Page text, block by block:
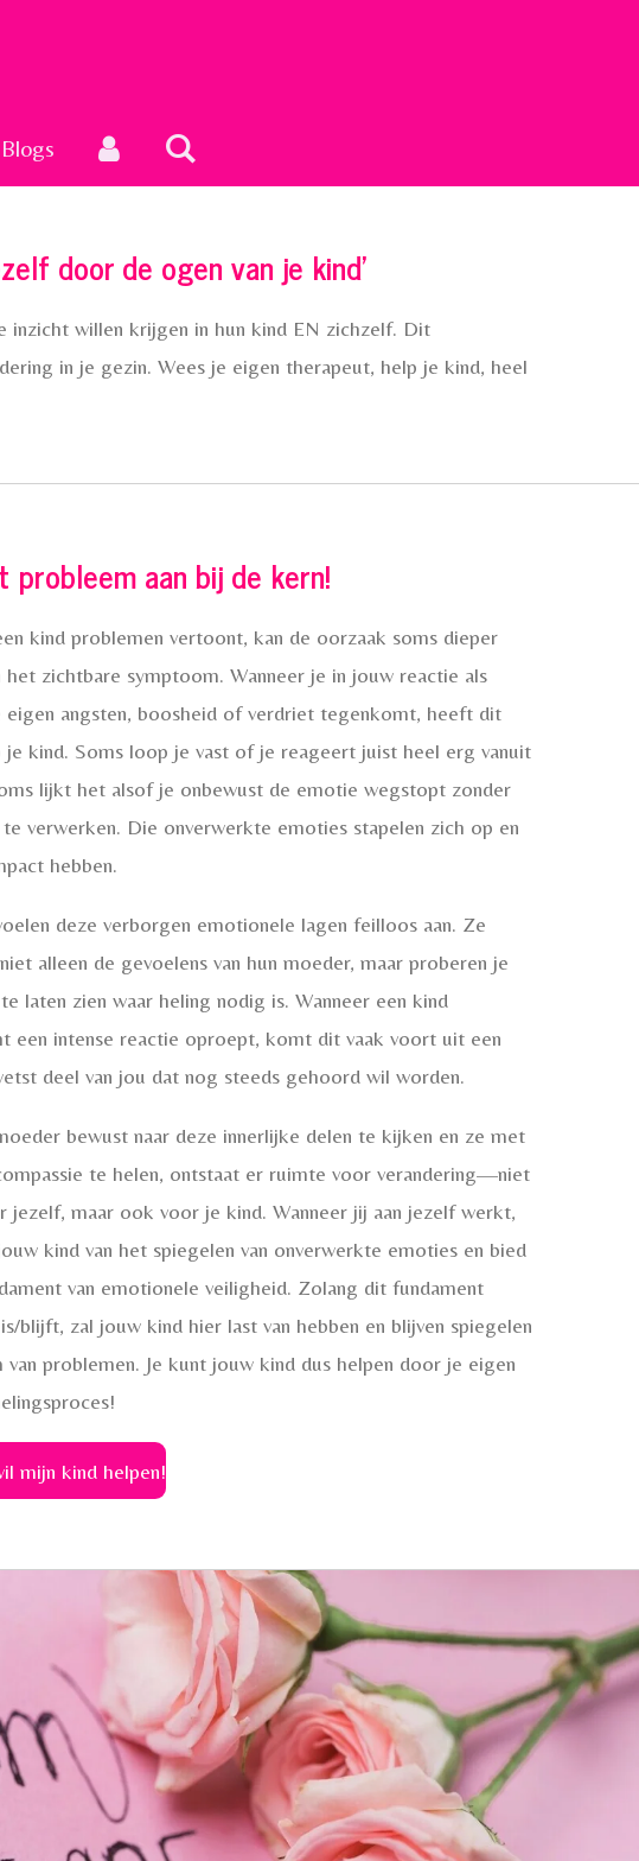
Blogs
door de ogen van je kind'
inzicht willen krijgen in hun kind EN zichzelf. Dit
in je gezin. Wees je eigen therapeut, help je kind, heel
probleem aan bij de kern!
kind problemen vertoont, kan de oorzaak soms dieper
het zichtbare symptoom. Wanneer je in jouw reactie als
eigen angsten, boosheid of verdriet tegenkomt, heeft dit
je kind. Soms loop je vast of je reageert juist heel erg vanuit
lijkt het alsof je onbewust de emotie wegstopt zonder
verwerken. Die onverwerkte emoties stapelen zich op en
hebben.
deze verborgen emotionele lagen feilloos aan. Ze
alleen de gevoelens van hun moeder, maar proberen je
laten zien waar heling nodig is. Wanneer een kind
een intense reactie oproept, komt dit vaak voort uit een
deel van jou dat nog steeds gehoord wil worden.
bewust naar deze innerlijke delen te kijken en ze met
te helen, ontstaat er ruimte voor verandering—niet
jezelf, maar ook voor je kind. Wanneer jij aan jezelf werkt,
kind van het spiegelen van onverwerkte emoties en bied
van emotionele veiligheid. Zolang dit fundament
blijft, zal jouw kind hier last van hebben en blijven spiegelen
van problemen. Je kunt jouw kind dus helpen door je eigen
mijn kind helpen!